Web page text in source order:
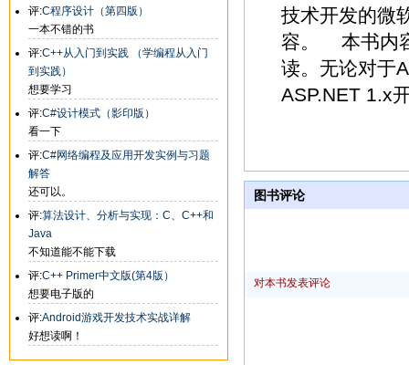
评:C程序设计（第四版）
一本不错的书
评:C++从入门到实践 （学编程从入门
到实践）
想要学习
评:C#设计模式（影印版）
看一下
评:C#网络编程及应用开发实例与习题
解答
还可以。
评:算法设计、分析与实现：C、C++和
Java
不知道能不能下载
评:C++ Primer中文版(第4版）
想要电子版的
评:Android游戏开发技术实战详解
好想读啊！
技术开发的微
容。 本书内
读。无论对于
ASP.NET 1.x
图书评论
对本书发表评论